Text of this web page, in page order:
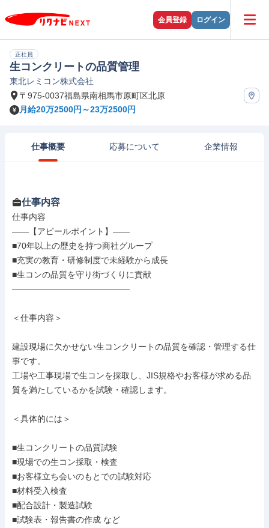
会員登録 ログイン
正社員
生コンクリートの品質管理
東北レミコン株式会社
〒975-0037福島県南相馬市原町区北原
月給20万2500円～23万2500円
仕事概要 応募について 企業情報
仕事内容
仕事内容
――【アピールポイント】――
■70年以上の歴史を持つ商社グループ
■充実の教育・研修制度で未経験から成長
■生コンの品質を守り街づくりに貢献
――――――――――――――
＜仕事内容＞
建設現場に欠かせない生コンクリートの品質を確認・管理する仕
事です。
工場や工事現場で生コンを採取し、JIS規格やお客様が求める品
質を満たしているかを試験・確認します。
＜具体的には＞
■生コンクリートの品質試験
■現場での生コン採取・検査
■お客様立ち会いのもとでの試験対応
■材料受入検査
■配合設計・製造試験
■試験表・報告書の作成 など